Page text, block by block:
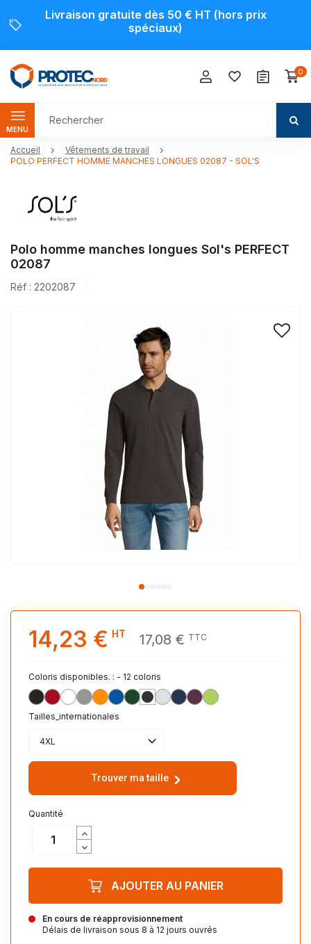
Livraison gratuite dès 50 € HT (hors prix
spéciaux)
0
MENU
Accueil
Vêtements de travail
POLO PERFECT HOMME MANCHES LONGUES 02087 - SOL'S
Polo homme manches longues Sol's PERFECT
02087
Réf : 2202087
14,23 € HT 17,08 € TTC
Coloris disponibles. : - 12 coloris
NOIR_312
ROUGE_145
BLANC_102
GRIS_CHINE_360
ORANGE_400
ROYAL_241
VERT_BOUTEILLE_264
ANTHRACITE_CHINE_348
BLANC_CHINE_300
FRENCH_MARINE_319
OXBLOOD_CHINE_148
VERT_POMME_280
Tailles_internationales
4XL
Trouver ma taille
Quantité
En cours de réapprovisionnement
Délais de livraison sous 8 à 12 jours ouvrés
AJOUTER AU PANIER